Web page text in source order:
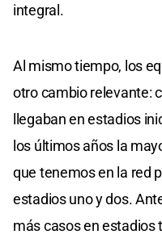
integral.
Al mismo tiempo, los
otro cambio relevante:
llegaban en estadios
los últimos años la
que tenemos en la red
estadios uno y dos.
más casos en estadios